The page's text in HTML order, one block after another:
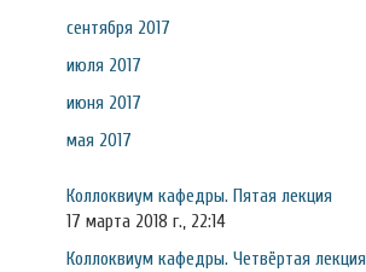
сентября 2017
июля 2017
июня 2017
мая 2017
Коллоквиум кафедры. Пятая лекция
17 марта 2018 г., 22:14
Коллоквиум кафедры. Четвёртая лекция